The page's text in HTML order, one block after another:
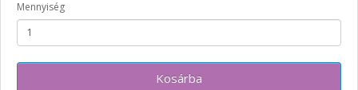
Mennyiség
Kosárba